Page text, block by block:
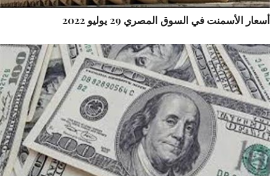
الأسمنت في السوق المصري 29 يوليو 2022